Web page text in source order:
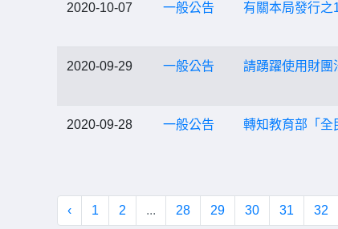
2020-10-07 一般公告 有關本局發行之
2020-09-29 一般公告 請踴躍使用財團
2020-09-28 一般公告 轉知教育部「全
‹ 1 2 ... 28 29 30 31 32